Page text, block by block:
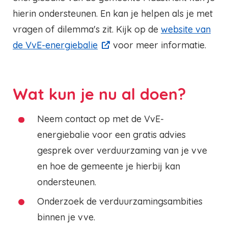
hierin ondersteunen. En kan je helpen als je met
vragen of dilemma's zit. Kijk op de website van
de VvE-energiebalie
voor meer informatie.
Wat kun je nu al doen?
Neem contact op met de VvE-
energiebalie voor een gratis advies
gesprek over verduurzaming van je vve
en hoe de gemeente je hierbij kan
ondersteunen.
Onderzoek de verduurzamingsambities
binnen je vve.